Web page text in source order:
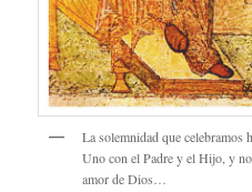
La solemnidad que celebramos
Uno con el Padre y el Hijo, y
amor de Dios…